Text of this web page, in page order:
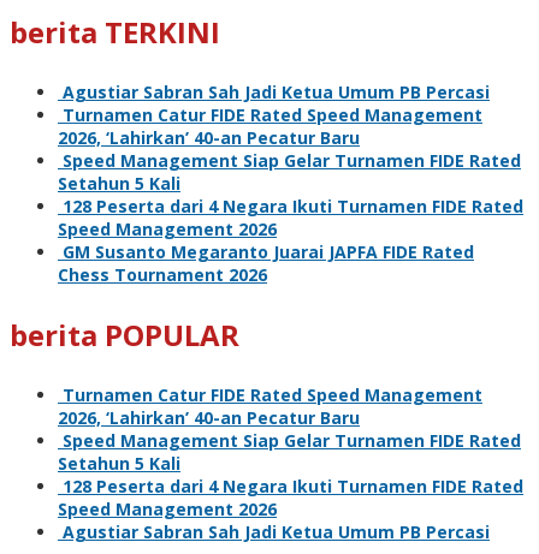
berita TERKINI
Agustiar Sabran Sah Jadi Ketua Umum PB Percasi
Turnamen Catur FIDE Rated Speed Management
2026, ‘Lahirkan’ 40-an Pecatur Baru
Speed Management Siap Gelar Turnamen FIDE Rated
Setahun 5 Kali
128 Peserta dari 4 Negara Ikuti Turnamen FIDE Rated
Speed Management 2026
GM Susanto Megaranto Juarai JAPFA FIDE Rated
Chess Tournament 2026
berita POPULAR
Turnamen Catur FIDE Rated Speed Management
2026, ‘Lahirkan’ 40-an Pecatur Baru
Speed Management Siap Gelar Turnamen FIDE Rated
Setahun 5 Kali
128 Peserta dari 4 Negara Ikuti Turnamen FIDE Rated
Speed Management 2026
Agustiar Sabran Sah Jadi Ketua Umum PB Percasi